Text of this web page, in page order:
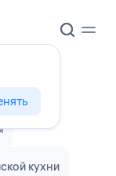
кухни